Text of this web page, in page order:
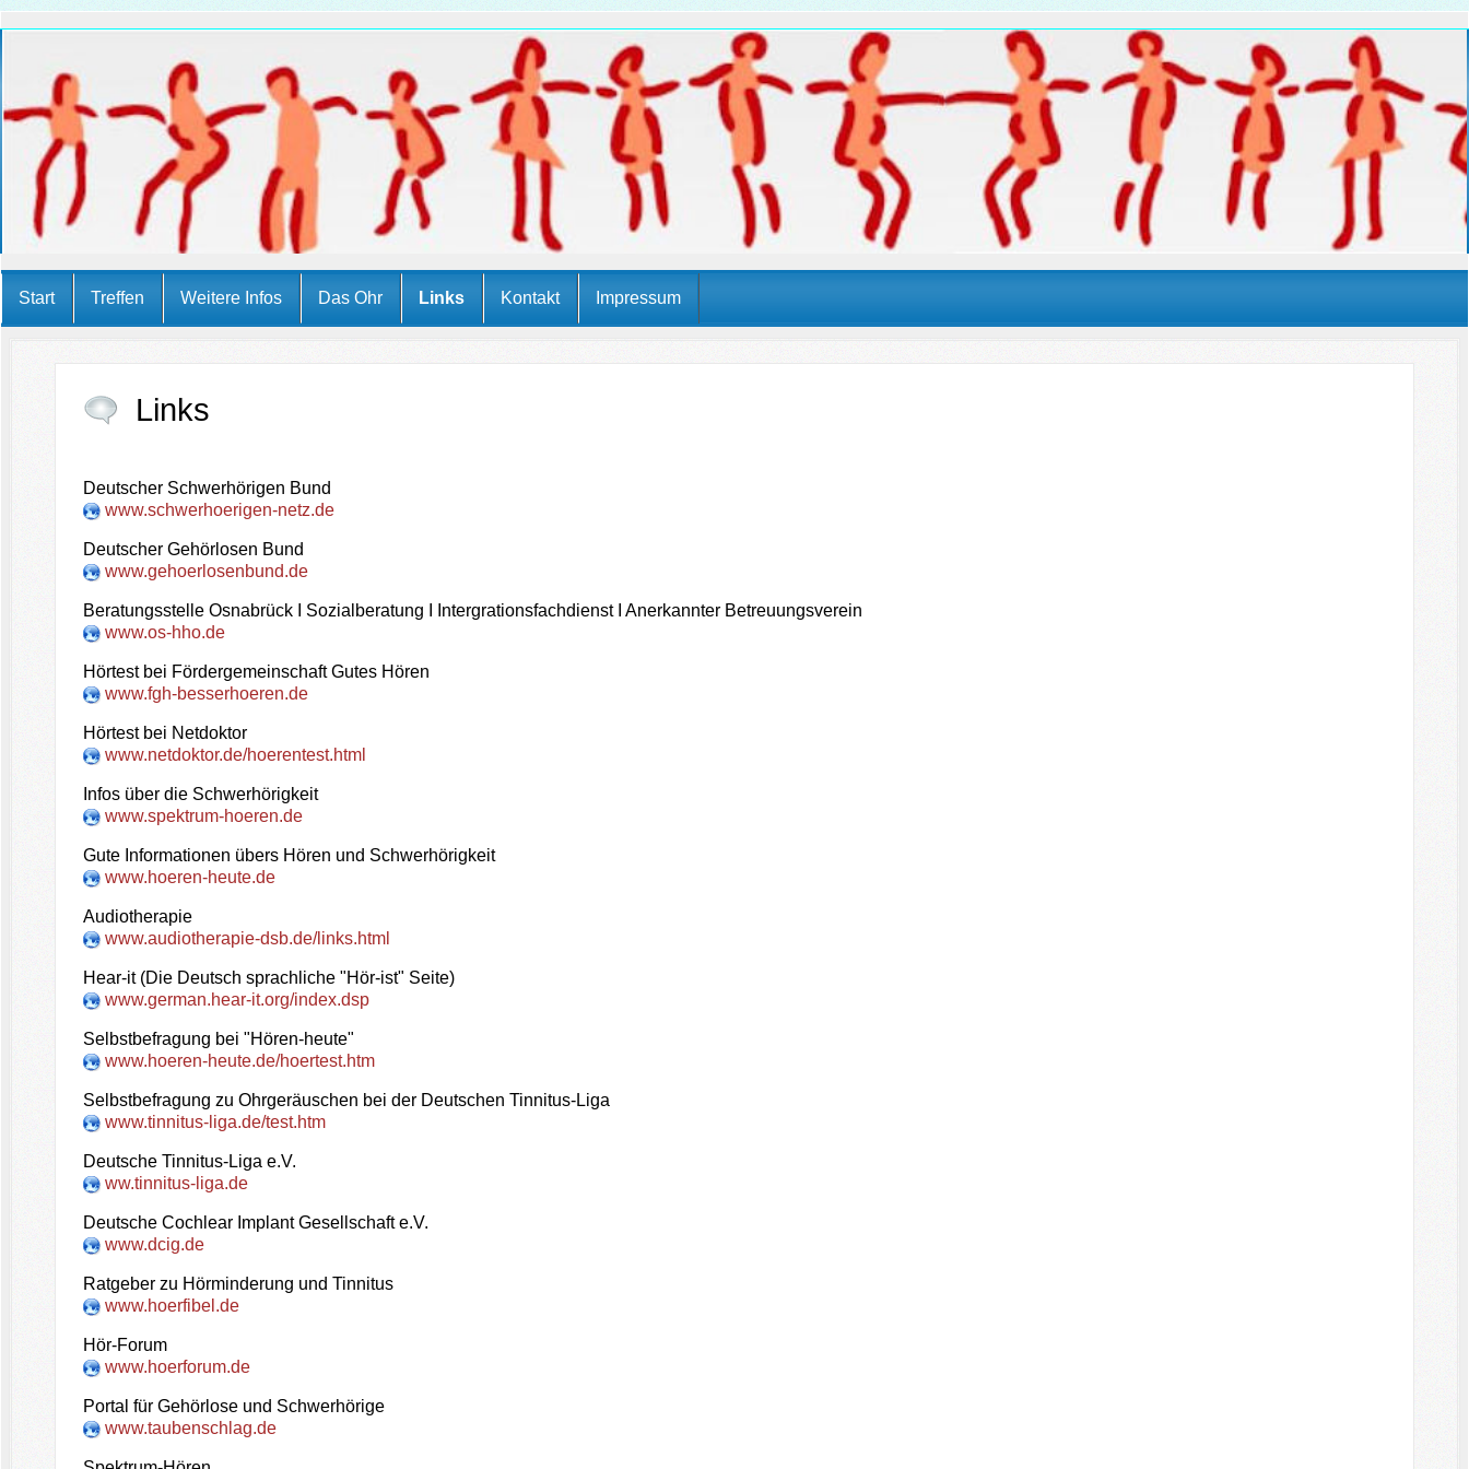
Start Treffen Weitere Infos Das Ohr Links Kontakt Impressum
Links
Deutscher Schwerhörigen Bund
www.schwerhoerigen-netz.de
Deutscher Gehörlosen Bund
www.gehoerlosenbund.de
Beratungsstelle Osnabrück I Sozialberatung I Intergrationsfachdienst I Anerkannter Betreuungsverein
www.os-hho.de
Hörtest bei Fördergemeinschaft Gutes Hören
www.fgh-besserhoeren.de
Hörtest bei Netdoktor
www.netdoktor.de/hoerentest.html
Infos über die Schwerhörigkeit
www.spektrum-hoeren.de
Gute Informationen übers Hören und Schwerhörigkeit
www.hoeren-heute.de
Audiotherapie
www.audiotherapie-dsb.de/links.html
Hear-it (Die Deutsch sprachliche "Hör-ist" Seite)
www.german.hear-it.org/index.dsp
Selbstbefragung bei "Hören-heute"
www.hoeren-heute.de/hoertest.htm
Selbstbefragung zu Ohrgeräuschen bei der Deutschen Tinnitus-Liga
www.tinnitus-liga.de/test.htm
Deutsche Tinnitus-Liga e.V.
ww.tinnitus-liga.de
Deutsche Cochlear Implant Gesellschaft e.V.
www.dcig.de
Ratgeber zu Hörminderung und Tinnitus
www.hoerfibel.de
Hör-Forum
www.hoerforum.de
Portal für Gehörlose und Schwerhörige
www.taubenschlag.de